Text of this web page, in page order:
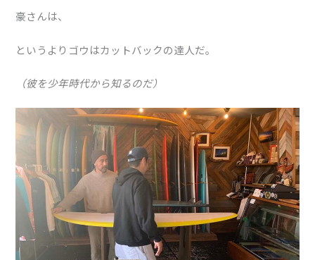
豪さんは、
というよりゴウはカットバックの達人だ。
（彼を少年時代から知るのだ）